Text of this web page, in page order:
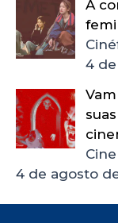
A
4
4 de agosto